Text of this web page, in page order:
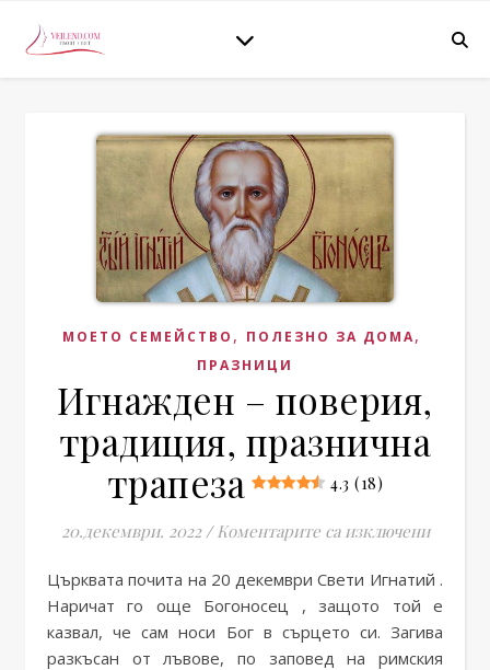
МОЕТО СЕМЕЙСТВО , ПОЛЕЗНО ЗА ДОМА,
ПРАЗНИЦИ
Игнажден – поверия,
традиция, празнична
трапеза
4.3 (18)
20.декември. 2022 / Коментарите са изключениза
Църквата почита на 20 декември Свети Игнатий .
Наричат го още Богоносец , защото той е
казвал, че сам носи Бог в сърцето си. Загива
разкъсан от лъвове, по заповед на римския